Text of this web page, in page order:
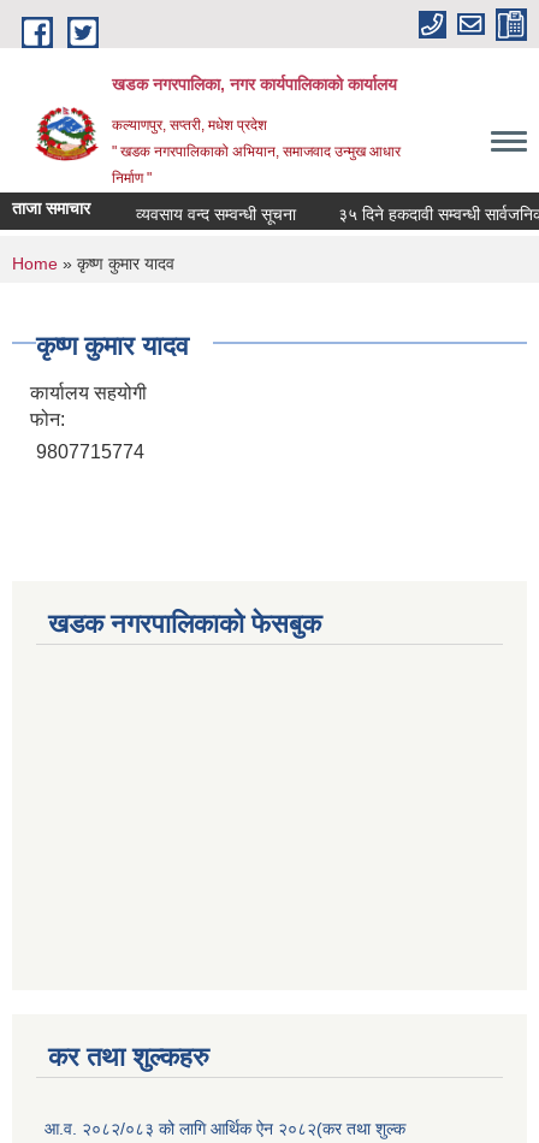
Skip to main content
खडक नगरपालिका, नगर कार्यपालिकाकाे कार्यालय
कल्याणपुर, सप्तरी, मधेश प्रदेश
" खडक नगरपालिकाको अभियान, समाजवाद उन्मुख आधार
निर्माण "
ताजा समाचार व्यवसाय वन्द सम्वन्धी सूचना ३५ दिने हकदावी सम्वन्धी सार्वजनिक
You are here
Home » कृष्ण कुमार यादव
कृष्ण कुमार यादव
कार्यालय सहयोगी
फोन:
9807715774
खडक नगरपालिकाको फेसबुक
कर तथा शुल्कहरु
आ.व. २०८२/०८३ को लागि आर्थिक ऐन २०८२(कर तथा शुल्क